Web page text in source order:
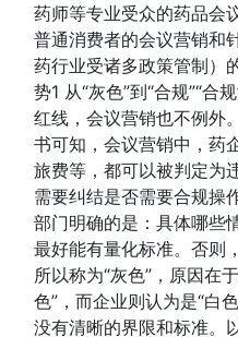
药师等专业受众的药品会
普通消费者的会议营销和
药行业受诸多政策管制）
势1 从“灰色”到“合规”“合
红线，会议营销也不例外
书可知，会议营销中，药
旅费等，都可以被判定为
需要纠结是否需要合规操
部门明确的是：具体哪些
最好能有量化标准。否则
所以称为“灰色”，原因在
色”，而企业则认为是“白
没有清晰的界限和标准。